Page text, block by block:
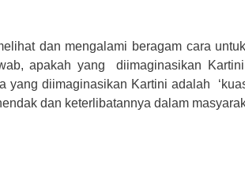
dan mengalami beragam cara
apakah yang diimaginasikan
yang diimaginasikan Kartini adalah
dan keterlibatannya dalam